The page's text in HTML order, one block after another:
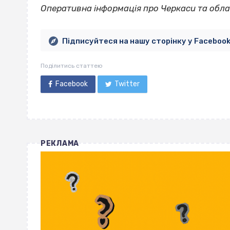
Оперативна інформація про Черкаси та
Підписуйтеся на нашу сторінку у Facebook
Поділитись статтею
Facebook Twitter
РЕКЛАМА